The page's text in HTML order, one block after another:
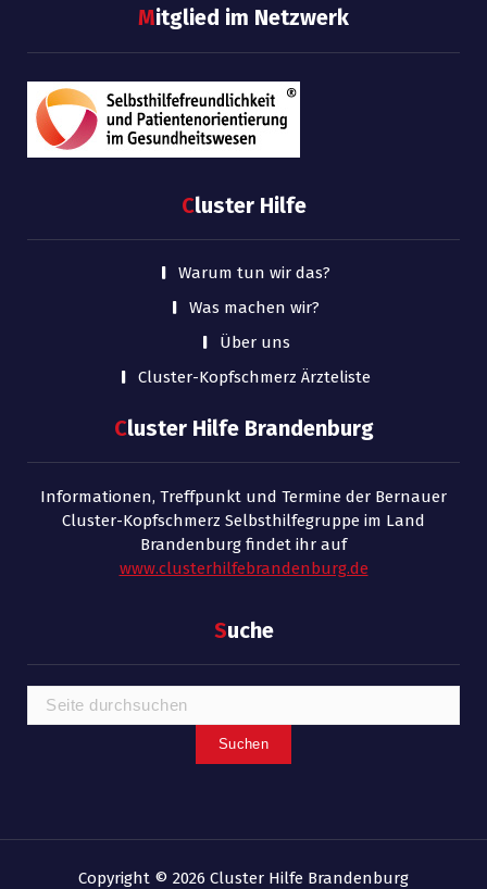
Mitglied im Netzwerk
Cluster Hilfe
Warum tun wir das?
Was machen wir?
Über uns
Cluster-Kopfschmerz Ärzteliste
Cluster Hilfe Brandenburg
Informationen, Treffpunkt und Termine der Bernauer
Cluster-Kopfschmerz Selbsthilfegruppe im Land
Brandenburg findet ihr auf
www.clusterhilfebrandenburg.de
Suche
Suchen
Copyright © 2026 Cluster Hilfe Brandenburg